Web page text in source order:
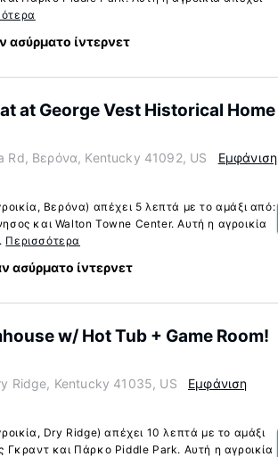
ασύρματο ίντερνετ
at George Vest Historical Home
Rd, Βερόνα, Kentucky 41092, US
Εμφάνιση
Βερόνα) απέχει 5 λεπτά με το αμάξι από:
και Walton Towne Center. Αυτή η αγροικία
Περισσότερα
ασύρματο ίντερνετ
w/ Hot Tub + Game Room!
Ridge, Kentucky 41035, US
Εμφάνιση
Dry Ridge) απέχει 10 λεπτά με το αμάξι
Γκραντ και Πάρκο Piddle Park. Αυτή η αγροικία